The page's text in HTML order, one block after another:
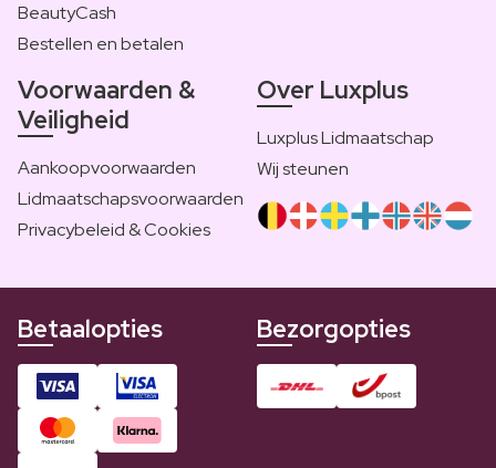
BeautyCash
Bestellen en betalen
Voorwaarden &
Veiligheid
Aankoopvoorwaarden
Lidmaatschapsvoorwaarden
Privacybeleid & Cookies
Over Luxplus
Luxplus Lidmaatschap
Wij steunen
Betaalopties Bezorgopties